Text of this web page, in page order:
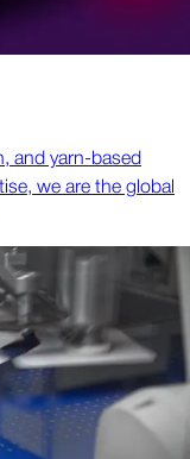
and yarn-based
we are the global